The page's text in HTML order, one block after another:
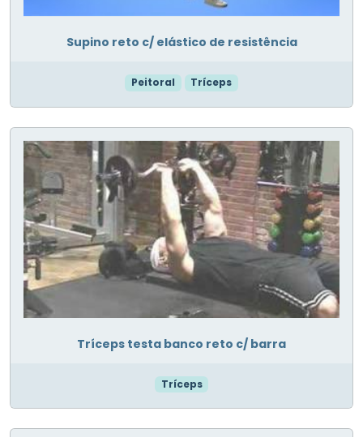
Supino reto c/ elástico de resistência
Peitoral Tríceps
Tríceps testa banco reto c/ barra
Tríceps